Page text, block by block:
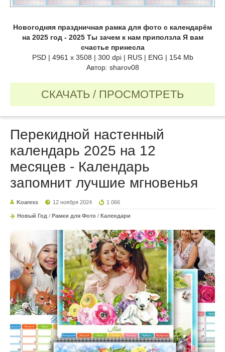
Новогодняя праздничная рамка для фото с календарём
на 2025 год - 2025 Ты зачем к нам приползла Я вам
счастье принесла
PSD | 4961 х 3508 | 300 dpi | RUS | ENG | 154 Mb
Автор: sharov08
СКАЧАТЬ / ПРОСМОТРЕТЬ
Перекидной настенный
календарь 2025 на 12
месяцев - Календарь
запомнит лучшие мгновенья
Koaress 12 ноября 2024 1 066
Новый Год / Рамки для Фото / Календари